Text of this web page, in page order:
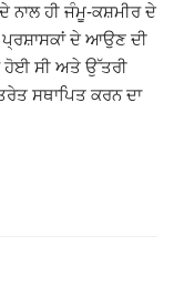
ਨਾਲ ਹੀ ਜੰਮੂ-ਕਸ਼ਮੀਰ ਦੇ
ਪ੍ਰਸ਼ਾਸਕਾਂ ਦੇ ਆਉਣ ਦੀ
ਹੋਈ ਸੀ ਅਤੇ ਉੱਤਰੀ
ਸਥਾਪਿਤ ਕਰਨ ਦਾ